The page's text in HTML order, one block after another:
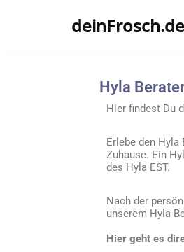
deinFrosch.de
Hyla
Hier findest Du
Erlebe den
Zuhause. Ein
des Hyla EST.
Nach der
unserem Hyla
Hier geht es